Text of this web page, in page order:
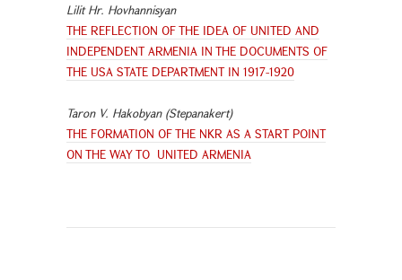
Lilit Hr. Hovhannisyan
THE REFLECTION OF THE IDEA OF UNITED AND
INDEPENDENT ARMENIA IN THE DOCUMENTS OF
THE USA STATE DEPARTMENT IN 1917-1920
Taron V. Hakobyan (Stepanakert)
THE FORMATION OF THE NKR AS A START POINT
ON THE WAY TO UNITED ARMENIA